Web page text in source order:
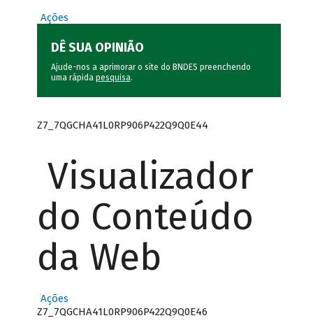
Ações
DÊ SUA OPINIÃO
Ajude-nos a aprimorar o site do BNDES preenchendo
uma rápida pesquisa.
Z7_7QGCHA41L0RP906P422Q9Q0E44
Visualizador
do Conteúdo
da Web
Ações
Z7_7QGCHA41L0RP906P422Q9Q0E46